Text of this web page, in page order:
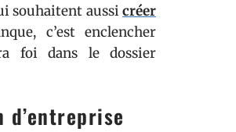
souhaitent aussi créer
c’est enclencher
foi dans le dossier